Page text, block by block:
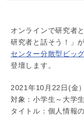
オンラインで研究者
研究者と話そう！」
センター分散型ビッ
登壇します。
2021年10月22日(金
対象：小学生～大学
タイトル：個人情報